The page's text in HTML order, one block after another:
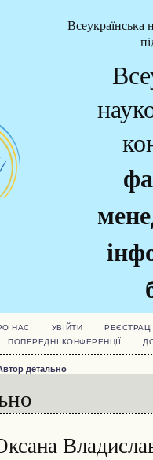
Всеукраїнська
НАС УВІЙТИ
ПОПЕРЕДНІ КОНФЕРЕНЦІЇ
детально